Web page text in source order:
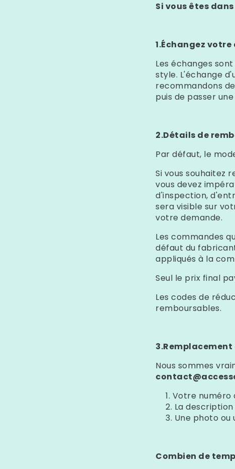
Si vous êtes
1.Échangez
Les échanges
style. L'échange
recommandons
puis de passer
2.Détails de
Par défaut, le
Si vous souhaitez
vous devez
d'inspection,
sera visible sur
votre demande.
Les commandes
défaut du
appliqués à la
Seul le prix final
Les codes de
remboursables.
Nous sommes
Votre numéro
La
Une photo ou
Combien de